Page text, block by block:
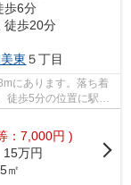
歩6分
徒歩20分
東 ５丁目
にあります。落ち着
徒歩5分の位置に駅が
：7,000円 )
15万円
㎡